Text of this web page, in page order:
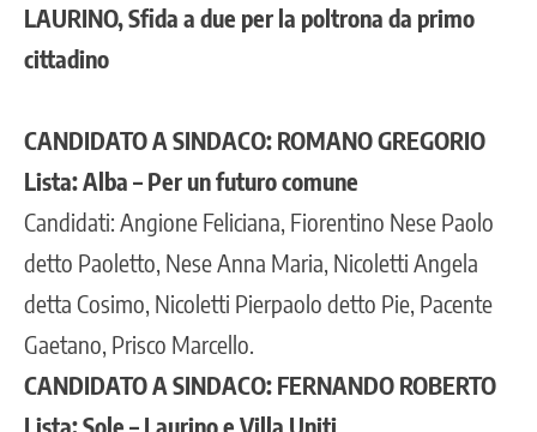
LAURINO, Sfida a due per la poltrona da primo
cittadino
CANDIDATO A SINDACO: ROMANO GREGORIO
Lista: Alba – Per un futuro comune
Candidati: Angione Feliciana, Fiorentino Nese Paolo
detto Paoletto, Nese Anna Maria, Nicoletti Angela
detta Cosimo, Nicoletti Pierpaolo detto Pie, Pacente
Gaetano, Prisco Marcello.
CANDIDATO A SINDACO: FERNANDO ROBERTO
Lista: Sole – Laurino e Villa Uniti